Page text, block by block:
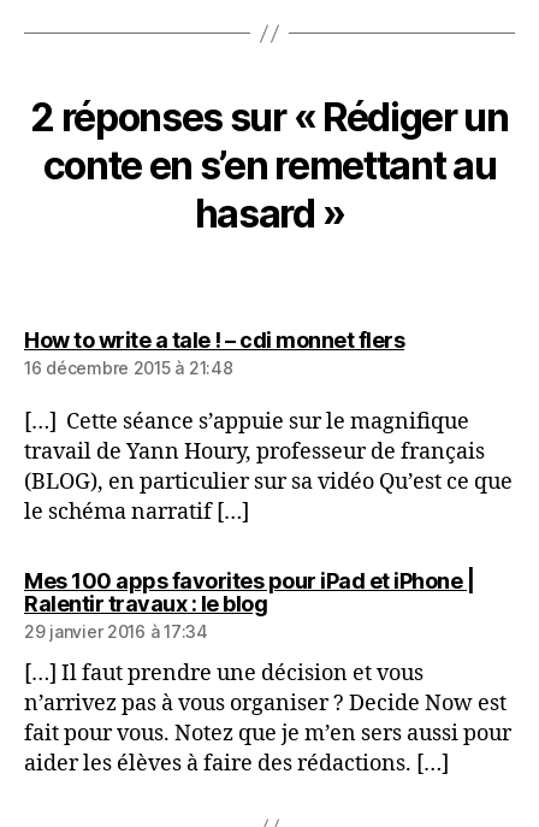
2 réponses sur « Rédiger un
conte en s’en remettant au
hasard »
How to write a tale ! – cdi monnet flersdit :
16 décembre 2015 à 21:48
[…] Cette séance s’appuie sur le magnifique
travail de Yann Houry, professeur de français
(BLOG), en particulier sur sa vidéo Qu’est ce que
le schéma narratif […]
Mes 100 apps favorites pour iPad et iPhone |
Ralentir travaux : le blogdit :
29 janvier 2016 à 17:34
[…] Il faut prendre une décision et vous
n’arrivez pas à vous organiser ? Decide Now est
fait pour vous. Notez que je m’en sers aussi pour
aider les élèves à faire des rédactions. […]